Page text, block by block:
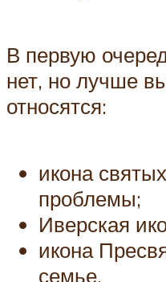
В первую
нет, но лучше
относятся:
икона
проблемы;
Иверская
икона
семье.